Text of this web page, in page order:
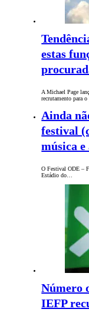
estas
A Michael Page
recrutamento para
Ainda
festival
música
O Festival ODE –
Estádio do…
Número
IEFP